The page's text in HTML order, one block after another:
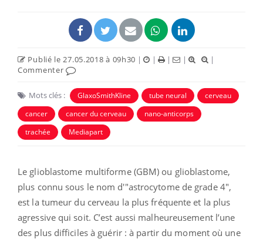
Publié le 27.05.2018 à 09h30 | | | |
|
Commenter
Mots clés : GlaxoSmithKline tube neural
cerveau
cancer
cancer du cerveau
nano-anticorps
trachée
Mediapart
Le glioblastome multiforme(GBM) ou glioblastome,
plus connu sous le nom d'"astrocytome de grade 4",
est la tumeur du cerveau la plus fréquente et la plus
agressive qui soit. C’est aussi malheureusement l’une
des plus difficiles à guérir : à partir du moment où une